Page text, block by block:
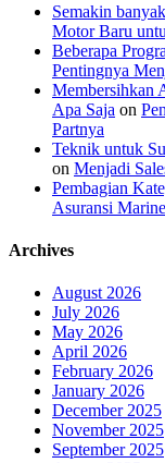
Semakin
Motor Baru
Beberapa
Pentingnya
Membersihkan
Apa Saja on
Partnya
Teknik untuk
on Menjadi
Pembagian
Asuransi
Archives
August 2026
July 2026
May 2026
April 2026
February 2026
January 2026
December 2025
November 2025
September 2025